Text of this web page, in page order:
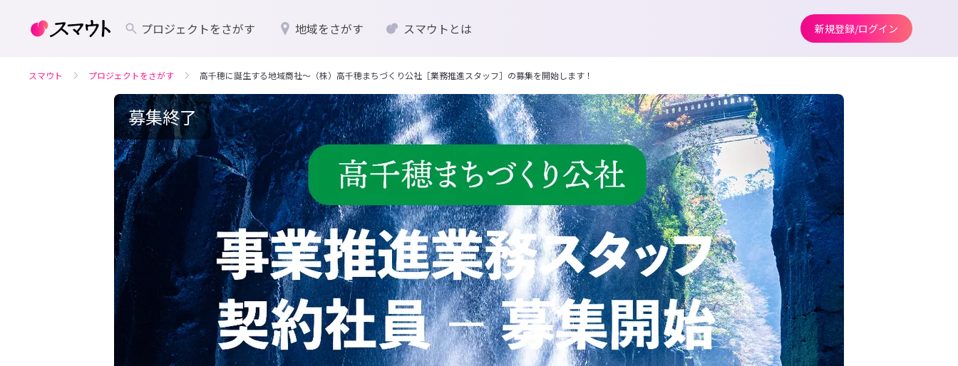
プロジェクトをさがす 地域をさがす スマウトとは 新規登録/ログイン
スマウト プロジェクトをさがす 高千穂に誕生する地域商社〜（株）高千穂まちづくり公社［業務推進スタッフ］の募集を開始します！
募集終了